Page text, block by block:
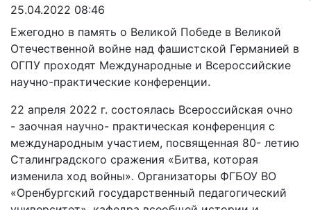
25.04.2022 08:46
Ежегодно в память о Великой Победе в Великой
Отечественной войне над фашистской Германией в
ОГПУ проходят Международные и Всероссийские
научно-практические конференции.
22 апреля 2022 г. состоялась Всероссийская очно
- заочная научно- практическая конференция с
международным участием, посвященная 80- летию
Сталинградского сражения «Битва, которая
изменила ход войны». Организаторы ФГБОУ ВО
«Оренбургский государственный педагогический